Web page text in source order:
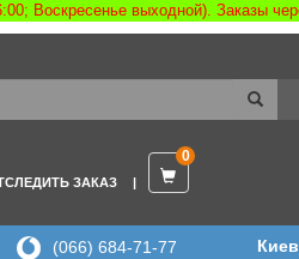
Воскресенье выходной). Заказы
ЗАКАЗ
0
(066) 684-71-77